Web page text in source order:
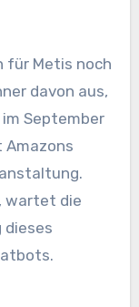
für Metis noch
davon aus,
September
wartet die
dieses